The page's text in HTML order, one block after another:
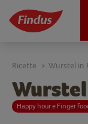
Happy hour e Finger
Ricette > Wurstel in